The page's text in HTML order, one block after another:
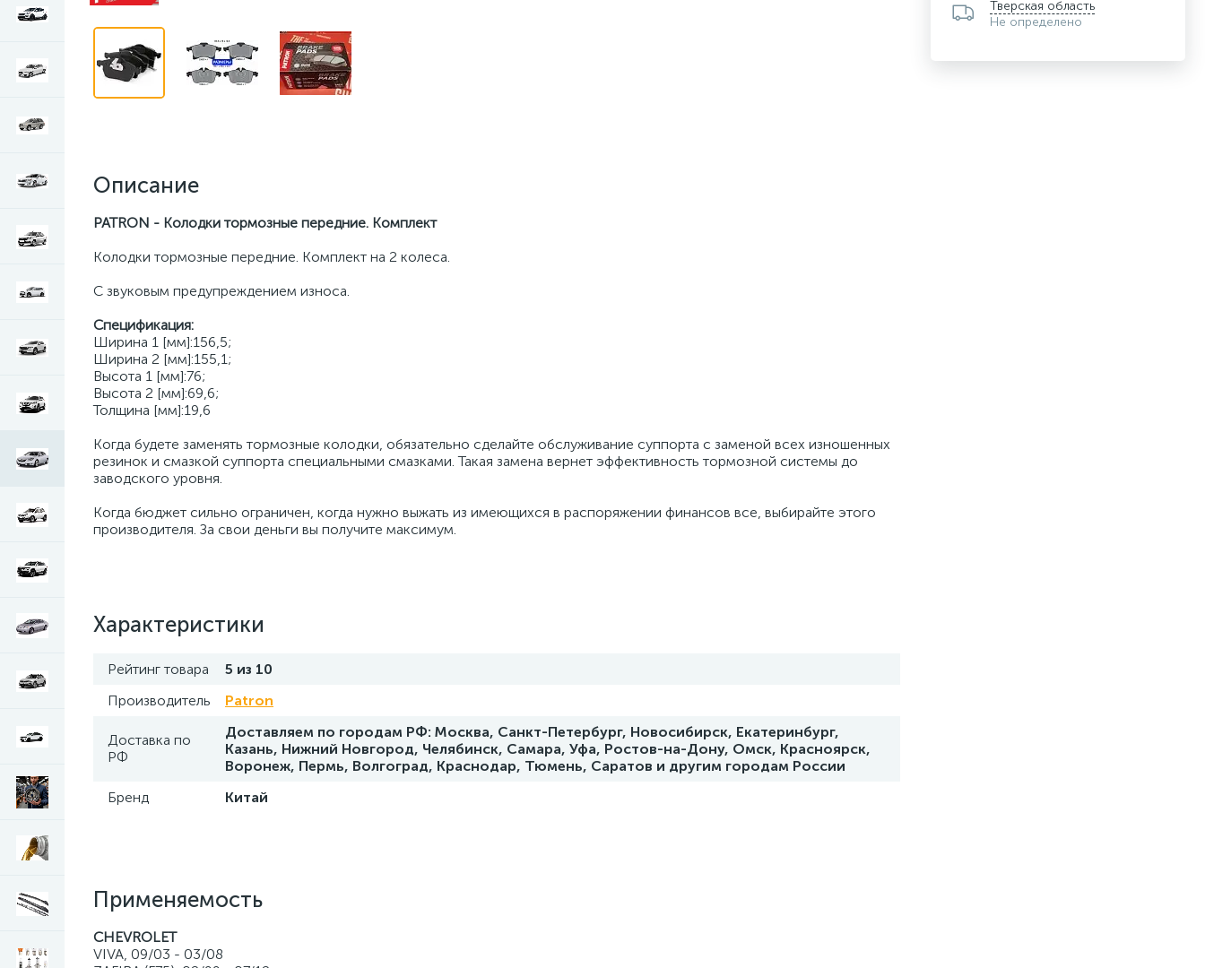
Описание
PATRON - Колодки тормозные передние. Комплект
Колодки тормозные передние. Комплект на 2 колеса.
С звуковым предупреждением износа.
Спецификация:
Ширина 1 [мм]:156,5;
Ширина 2 [мм]:155,1;
Высота 1 [мм]:76;
Высота 2 [мм]:69,6;
Толщина [мм]:19,6
Когда будете заменять тормозные колодки, обязательно сделайте обслуживание суппорта с заменой всех изношенных
резинок и смазкой суппорта специальными смазками. Такая замена вернет эффективность тормозной системы до
заводского уровня.
Когда бюджет сильно ограничен, когда нужно выжать из имеющихся в распоряжении финансов все, выбирайте этого
производителя. За свои деньги вы получите максимум.
Характеристики
Рейтинг товара
5 из 10
Производитель
Patron
Доставка по
РФ
Доставляем по городам РФ: Москва, Санкт-Петербург, Новосибирск, Екатеринбург,
Казань, Нижний Новгород, Челябинск, Самара, Уфа, Ростов-на-Дону, Омск, Красноярск,
Воронеж, Пермь, Волгоград, Краснодар, Тюмень, Саратов и другим городам России
Бренд
Китай
Применяемость
CHEVROLET
VIVA, 09/03 - 03/08
Тверская область
Не определено